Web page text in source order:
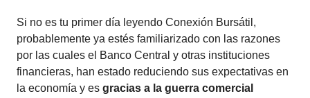
Si no es tu primer día leyendo Conexión Bursátil,
probablemente ya estés familiarizado con las razones
por las cuales el Banco Central y otras instituciones
financieras, han estado reduciendo sus expectativas en
la economía y es gracias a la guerra comercial